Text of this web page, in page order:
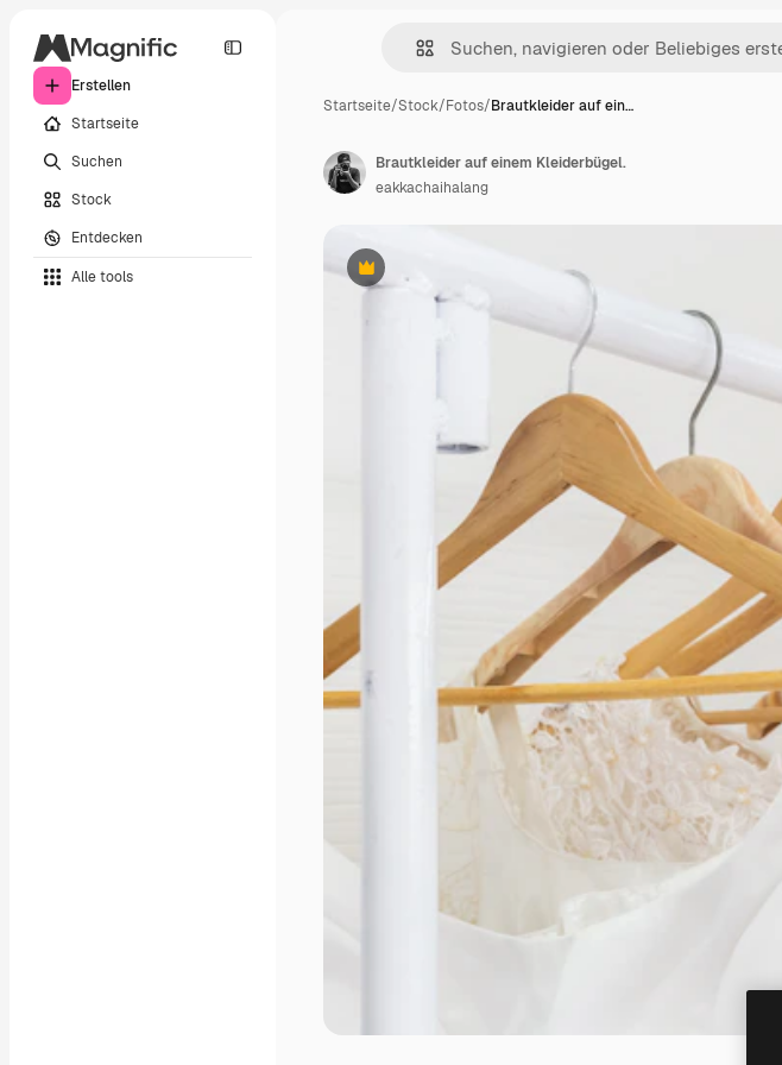
Erstellen
Startseite
Suchen
Stock
Entdecken
Alle tools
Startseite/Stock/Fotos/Brautkleider auf ein…
Premium
Brautkleider auf einem Kleiderbügel.
eakkachaihalang